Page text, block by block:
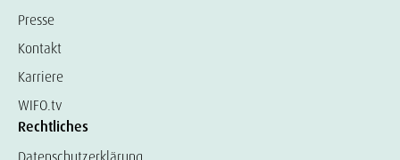
Presse
Kontakt
Karriere
WIFO.tv
Rechtliches